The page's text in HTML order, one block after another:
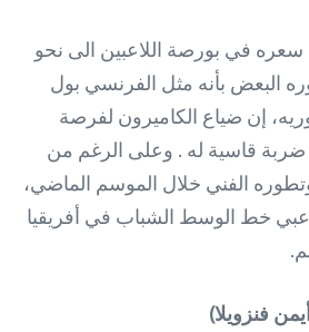
سعره في بورصة اللاعبين الى نحو
البعض بأنه مثل الفرنسي بول
توريه، إن ضياع الكاميرون لفرصة
ضربة قاسية له . وعلى الرغم من
وتطوره الفني خلال الموسم الماضي،
خط الوسط الشباب في أفريقيا
فنزويلا)